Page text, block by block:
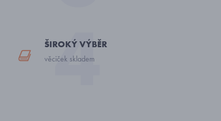
ŠIROKÝ VÝBĚR
věciček skladem